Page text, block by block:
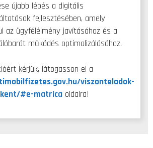
újabb lépés a digitális
fejlesztésében, amely
az ügyfélélmény javításához és a
működés optimalizálásához.
kérjük, látogasson el a
viszonteladok-
#e-matrica oldalra!